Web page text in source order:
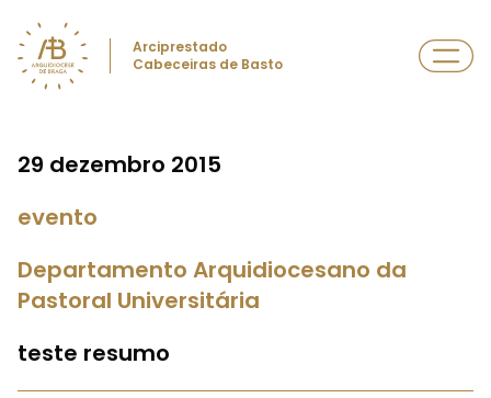
Arciprestado
Cabeceiras de Basto
29 dezembro 2015
evento
Departamento Arquidiocesano da
Pastoral Universitária
teste resumo